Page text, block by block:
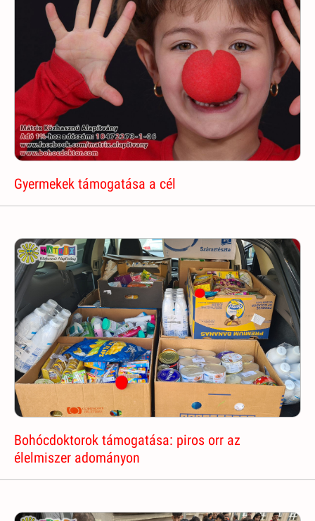
Gyermekek támogatása a cél
Bohócdoktorok támogatása: piros orr az
élelmiszer adományon